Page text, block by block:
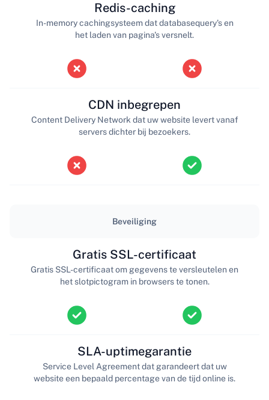
Redis-caching
In-memory cachingsysteem dat databasequery's en
het laden van pagina's versnelt.
CDN inbegrepen
Content Delivery Network dat uw website levert vanaf
servers dichter bij bezoekers.
Beveiliging
Gratis SSL-certificaat
Gratis SSL-certificaat om gegevens te versleutelen en
het slotpictogram in browsers te tonen.
SLA-uptimegarantie
Service Level Agreement dat garandeert dat uw
website een bepaald percentage van de tijd online is.